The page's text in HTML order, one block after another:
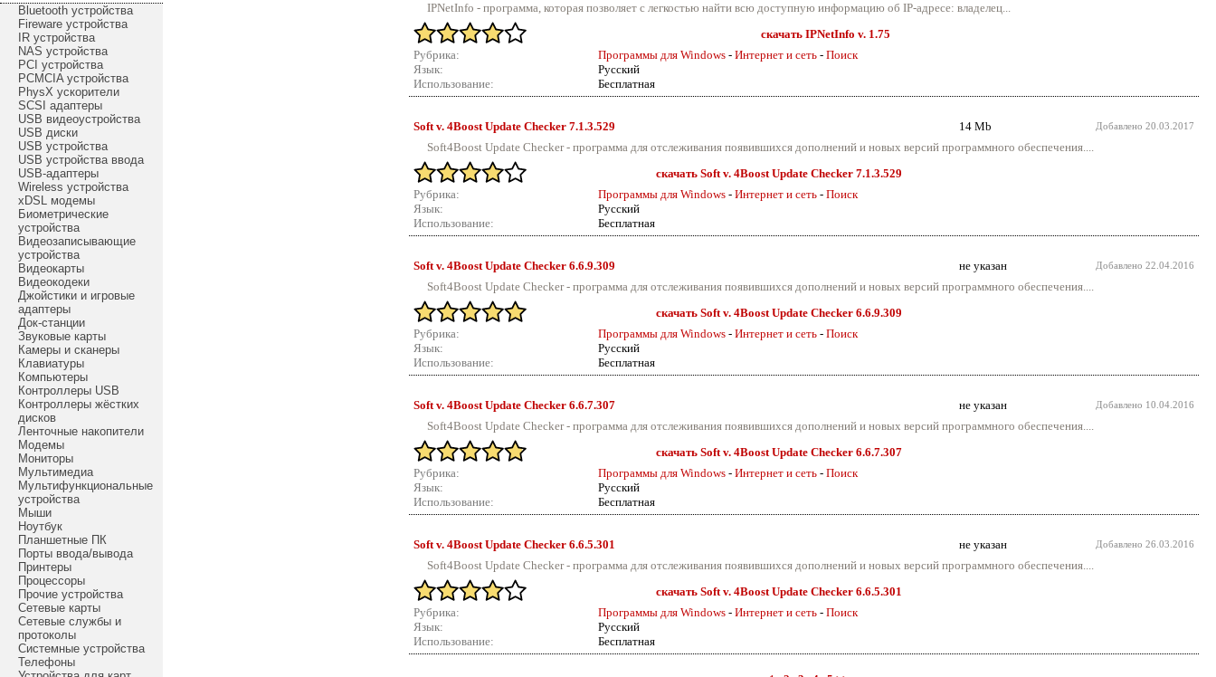
Bluetooth устройства
Fireware устройства
IR устройства
NAS устройства
PCI устройства
PCMCIA устройства
PhysX ускорители
SCSI адаптеры
USB видеоустройства
USB диски
USB устройства
USB устройства ввода
USB-адаптеры
Wireless устройства
xDSL модемы
Биометрические
устройства
Видеозаписывающие
устройства
Видеокарты
Видеокодеки
Джойстики и игровые
адаптеры
Док-станции
Звуковые карты
Камеры и сканеры
Клавиатуры
Компьютеры
Контроллеры USB
Контроллеры жёстких
дисков
Ленточные накопители
Модемы
Мониторы
Мультимедиа
Мультифункциональные
устройства
Мыши
Ноутбук
Планшетные ПК
Порты ввода/вывода
Принтеры
Процессоры
Прочие устройства
Сетевые карты
Сетевые службы и
протоколы
Системные устройства
Телефоны
IPNetInfo - программа, которая позволяет с легкостью найти всю доступную информацию об IP-адресе: владелец...
скачать IPNetInfo v. 1.75
Рубрика:
Программы для Windows - Интернет и сеть - Поиск
Язык:
Русский
Использование:
Бесплатная
Soft v. 4Boost Update Checker 7.1.3.529 14 Mb Добавлено 20.03.2017
Soft4Boost Update Checker - программа для отслеживания появившихся дополнений и новых версий программного обеспечения....
скачать Soft v. 4Boost Update Checker 7.1.3.529
Рубрика:
Программы для Windows - Интернет и сеть - Поиск
Язык:
Русский
Использование:
Бесплатная
Soft v. 4Boost Update Checker 6.6.9.309 не указан Добавлено 22.04.2016
Soft4Boost Update Checker - программа для отслеживания появившихся дополнений и новых версий программного обеспечения....
скачать Soft v. 4Boost Update Checker 6.6.9.309
Рубрика:
Программы для Windows - Интернет и сеть - Поиск
Язык:
Русский
Использование:
Бесплатная
Soft v. 4Boost Update Checker 6.6.7.307 не указан Добавлено 10.04.2016
Soft4Boost Update Checker - программа для отслеживания появившихся дополнений и новых версий программного обеспечения....
скачать Soft v. 4Boost Update Checker 6.6.7.307
Рубрика:
Программы для Windows - Интернет и сеть - Поиск
Язык:
Русский
Использование:
Бесплатная
Soft v. 4Boost Update Checker 6.6.5.301 не указан Добавлено 26.03.2016
Soft4Boost Update Checker - программа для отслеживания появившихся дополнений и новых версий программного обеспечения....
скачать Soft v. 4Boost Update Checker 6.6.5.301
Рубрика:
Программы для Windows - Интернет и сеть - Поиск
Язык:
Русский
Использование:
Бесплатная